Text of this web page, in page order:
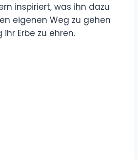
inspiriert, was ihn dazu
eigenen Weg zu gehen
Erbe zu ehren.